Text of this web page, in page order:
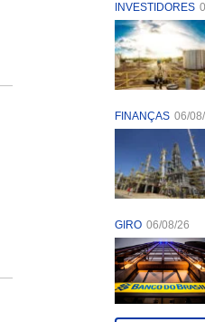
INVESTIDORES
FINANÇAS 06/
GIRO 06/08/26